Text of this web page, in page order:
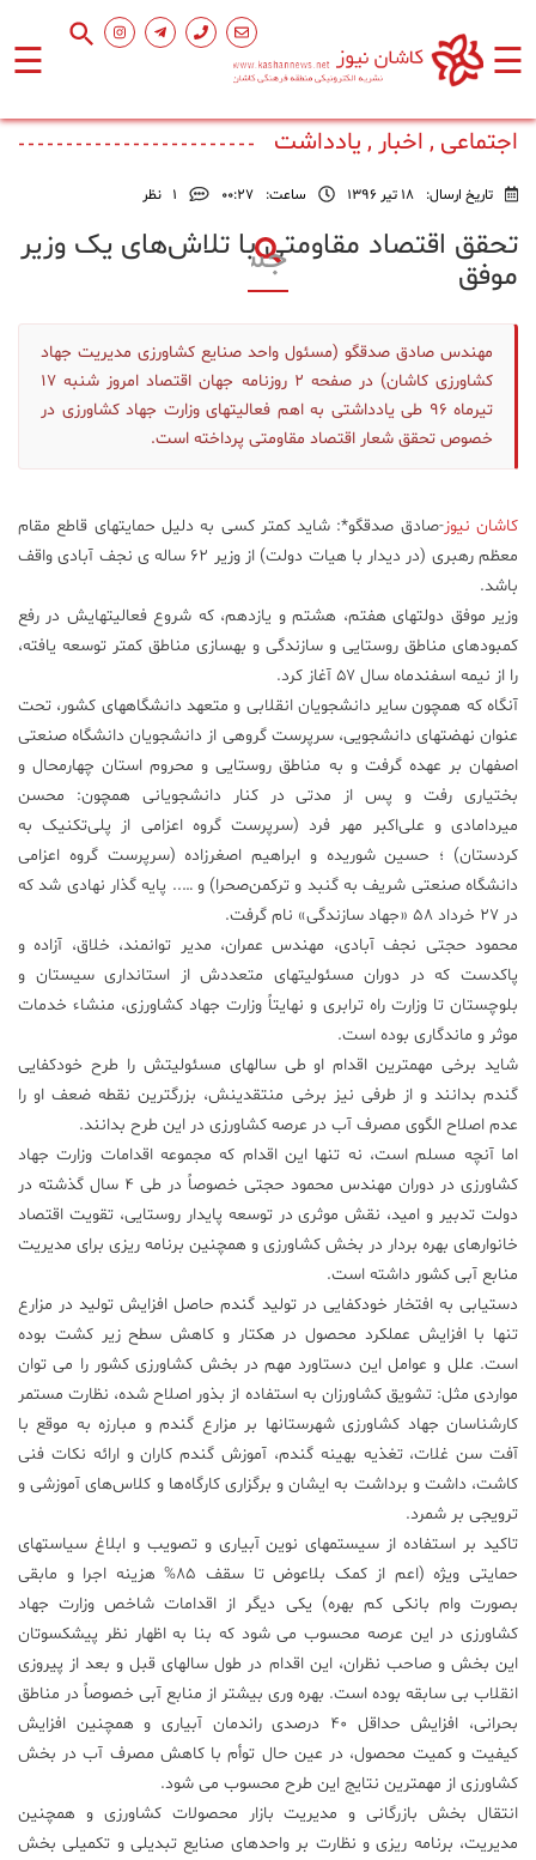
☰ ☰
اصلی
فرهنگ
هنر
ورزشی
علم
و
فناوری
عکس
پادکست
مجله
فرهنگی
و
هنری
اجتماعی , اخبار , یادداشت
تاریخ ارسال: 18 تیر 1396 ساعت: ۰۰:۲۷ 1 نظر
تحقق اقتصاد مقاومتی با تلاش‌های یک وزیر
موفق
مهندس صادق صدقگو (مسئول واحد صنایع کشاورزی مدیریت جهاد
کشاورزی کاشان) در صفحه 2 روزنامه جهان اقتصاد امروز شنبه 17
تیرماه 96 طی یادداشتی به اهم فعالیتهای وزارت جهاد کشاورزی در
خصوص تحقق شعار اقتصاد مقاومتی پرداخته است.
کاشان نیوز-صادق صدقگو*: شاید کمتر کسی به دلیل حمایتهای قاطع مقام
معظم رهبری (در دیدار با هیات دولت) از وزیر ۶۲ ساله ی نجف آبادی واقف
باشد.
وزیر موفق دولتهای هفتم، هشتم و یازدهم، که شروع فعالیتهایش در رفع
کمبودهای مناطق روستایی و سازندگی و بهسازی مناطق کمتر توسعه یافته،
را از نیمه اسفندماه سال ۵۷ آغاز کرد.
آنگاه که همچون سایر دانشجویان انقلابی و متعهد دانشگاههای کشور، تحت
عنوان نهضتهای دانشجویی، سرپرست گروهی از دانشجویان دانشگاه صنعتی
اصفهان بر عهده گرفت و به مناطق روستایی و محروم استان چهارمحال و
بختیاری رفت و پس از مدتی در کنار دانشجویانی همچون: محسن
میردامادی و علی‌اکبر مهر فرد (سرپرست گروه اعزامی از پلی‌تکنیک به
کردستان) ؛ حسین شوریده و ابراهیم اصغرزاده (سرپرست گروه اعزامی
دانشگاه صنعتی شریف به گنبد و ترکمن‌صحرا) و ….. پایه گذار نهادی شد که
در ۲۷ خرداد ۵۸ «جهاد سازندگی» نام گرفت.
محمود حجتی نجف آبادی، مهندس عمران، مدیر توانمند، خلاق، آزاده و
پاکدست که در دوران مسئولیتهای متعددش از استانداری سیستان و
بلوچستان تا وزارت راه ترابری و نهایتاً وزارت جهاد کشاورزی، منشاء خدمات
موثر و ماندگاری بوده است.
شاید برخی مهمترین اقدام او طی سالهای مسئولیتش را طرح خودکفایی
گندم بدانند و از طرفی نیز برخی منتقدینش، بزرگترین نقطه ضعف او را
عدم اصلاح الگوی مصرف آب در عرصه کشاورزی در این طرح بدانند.
اما آنچه مسلم است، نه تنها این اقدام که مجموعه اقدامات وزارت جهاد
کشاورزی در دوران مهندس محمود حجتی خصوصاً در طی ۴ سال گذشته در
دولت تدبیر و امید، نقش موثری در توسعه پایدار روستایی، تقویت اقتصاد
خانوارهای بهره بردار در بخش کشاورزی و همچنین برنامه ریزی برای مدیریت
منابع آبی کشور داشته است.
دستیابی به افتخار خودکفایی در تولید گندم حاصل افزایش تولید در مزارع
تنها با افزایش عملکرد محصول در هکتار و کاهش سطح زیر کشت بوده
است. علل و عوامل این دستاورد مهم در بخش کشاورزی کشور را می توان
مواردی مثل: تشویق کشاورزان به استفاده از بذور اصلاح شده، نظارت مستمر
کارشناسان جهاد کشاورزی شهرستانها بر مزارع گندم و مبارزه به موقع با
آفت سن غلات، تغذیه بهینه گندم، آموزش گندم کاران و ارائه نکات فنی
کاشت، داشت و برداشت به ایشان و برگزاری کارگاه‌ها و کلاس‌های آموزشی و
ترویجی بر شمرد.
تاکید بر استفاده از سیستمهای نوین آبیاری و تصویب و ابلاغ سیاستهای
حمایتی ویژه (اعم از کمک بلاعوض تا سقف ۸۵% هزینه اجرا و مابقی
بصورت وام بانکی کم بهره) یکی دیگر از اقدامات شاخص وزارت جهاد
کشاورزی در این عرصه محسوب می شود که بنا به اظهار نظر پیشکسوتان
این بخش و صاحب نظران، این اقدام در طول سالهای قبل و بعد از پیروزی
انقلاب بی سابقه بوده است. بهره وری بیشتر از منابع آبی خصوصاً در مناطق
بحرانی، افزایش حداقل ۴۰ درصدی راندمان آبیاری و همچنین افزایش
کیفیت و کمیت محصول، در عین حال توأم با کاهش مصرف آب در بخش
کشاورزی از مهمترین نتایج این طرح محسوب می شود.
انتقال بخش بازرگانی و مدیریت بازار محصولات کشاورزی و همچنین
مدیریت، برنامه ریزی و نظارت بر واحدهای صنایع تبدیلی و تکمیلی بخش